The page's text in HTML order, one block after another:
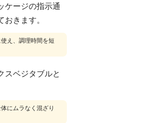
ケージの指示通
きます。
え、調理時間を短
スベジタブルと
にムラなく混ざり